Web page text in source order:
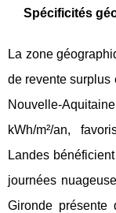
Spécificités
La zone
de revente surplus
Nouvelle-
kWh/m²/an,
Landes
journées
Gironde présente